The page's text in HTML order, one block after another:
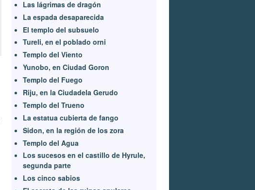
Las lágrimas de dragón
La espada desaparecida
El templo del subsuelo
Tureli, en el poblado orni
Templo del Viento
Yunobo, en Ciudad Goron
Templo del Fuego
Riju, en la Ciudadela Gerudo
Templo del Trueno
La estatua cubierta de fango
Sidon, en la región de los zora
Templo del Agua
Los sucesos en el castillo de Hyrule,
segunda parte
Los cinco sabios